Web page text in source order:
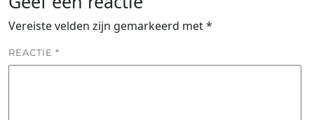
Vereiste velden zijn gemarkeerd met*
REACTIE *